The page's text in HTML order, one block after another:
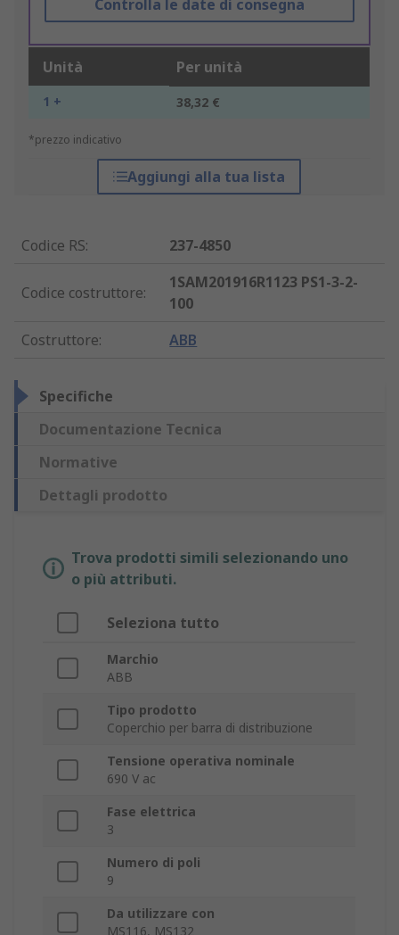
Controlla le date di consegna
Unità Per unità
1 + 38,32 €
*prezzo indicativo
Aggiungi alla tua lista
Codice RS: 237-4850
Codice costruttore:
1SAM201916R1123 PS1-3-2-
100
Costruttore: ABB
Specifiche
Documentazione Tecnica
Normative
Dettagli prodotto
Trova prodotti simili selezionando uno
o più attributi.
Seleziona tutto
Marchio
ABB
Tipo prodotto
Coperchio per barra di distribuzione
Tensione operativa nominale
690 V ac
Fase elettrica
3
Numero di poli
9
Da utilizzare con
MS116, MS132